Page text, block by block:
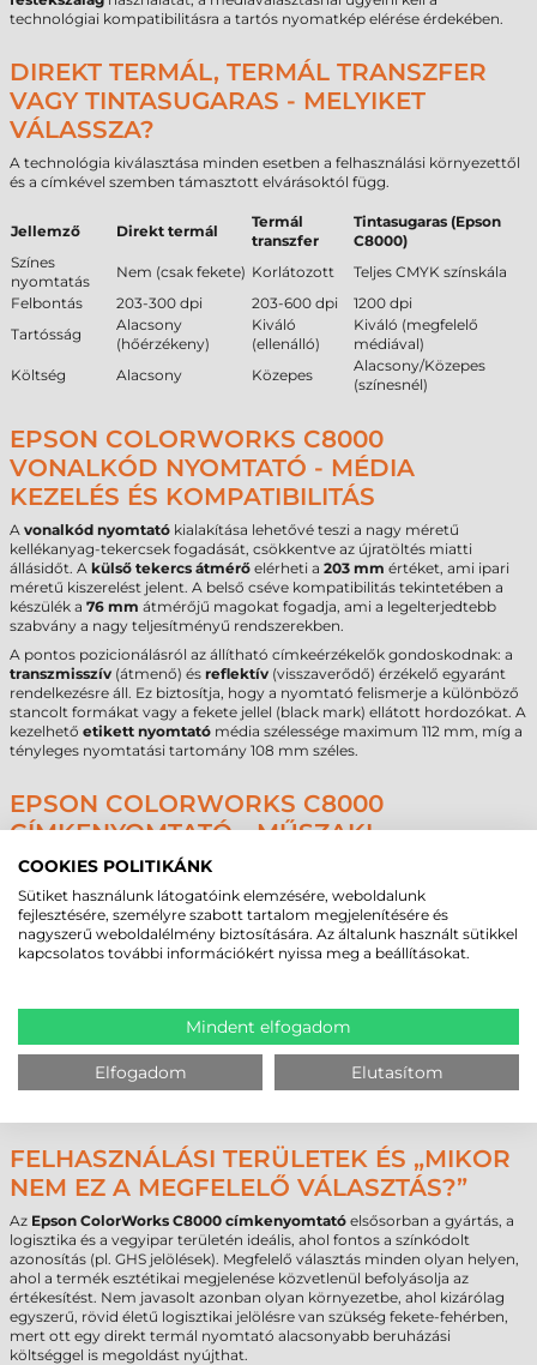
technológiai kompatibilitásra a tartós nyomatkép elérése érdekében.
DIREKT TERMÁL, TERMÁL TRANSZFER
VAGY TINTASUGARAS - MELYIKET
VÁLASSZA?
A technológia kiválasztása minden esetben a felhasználási környezettől
és a címkével szemben támasztott elvárásoktól függ.
Jellemző Direkt termál
Termál
transzfer
Tintasugaras (Epson
C8000)
Színes
nyomtatás
Nem (csak fekete) Korlátozott
Teljes CMYK színskála
Felbontás
203-300 dpi 203-600 dpi
1200 dpi
Tartósság
Alacsony
(hőérzékeny)
Kiváló
(ellenálló)
Kiváló (megfelelő
médiával)
Költség
Alacsony Közepes
Alacsony/Közepes
(színesnél)
EPSON COLORWORKS C8000
VONALKÓD NYOMTATÓ - MÉDIA
KEZELÉS ÉS KOMPATIBILITÁS
A vonalkód nyomtató kialakítása lehetővé teszi a nagy méretű
kellékanyag-tekercsek fogadását, csökkentve az újratöltés miatti
állásidőt. A külső tekercs átmérő elérheti a 203 mm értéket, ami ipari
méretű kiszerelést jelent. A belső cséve kompatibilitás tekintetében a
készülék a 76 mm átmérőjű magokat fogadja, ami a legelterjedtebb
szabvány a nagy teljesítményű rendszerekben.
A pontos pozicionálásról az állítható címkeérzékelők gondoskodnak: a
transzmisszív (átmenő) és reflektív (visszaverődő) érzékelő egyaránt
rendelkezésre áll. Ez biztosítja, hogy a nyomtató felismerje a különböző
stancolt formákat vagy a fekete jellel (black mark) ellátott hordozókat. A
kezelhető etikett nyomtató média szélessége maximum 112 mm, míg a
tényleges nyomtatási tartomány 108 mm széles.
EPSON COLORWORKS C8000
CÍMKENYOMTATÓ - MŰSZAKI
PARAMÉTEREK
Az alábbi táblázat tartalmazza a döntéshozatalhoz szükséges
legfontosabb technikai adatokat:
Márka
Epson
1200 dpi
203 mm
Ethernet
FELHASZNÁLÁSI TERÜLETEK ÉS „MIKOR
NEM EZ A MEGFELELŐ VÁLASZTÁS?”
Az Epson ColorWorks C8000 címkenyomtató elsősorban a gyártás, a
logisztika és a vegyipar területén ideális, ahol fontos a színkódolt
azonosítás (pl. GHS jelölések). Megfelelő választás minden olyan helyen,
ahol a termék esztétikai megjelenése közvetlenül befolyásolja az
értékesítést. Nem javasolt azonban olyan környezetbe, ahol kizárólag
egyszerű, rövid életű logisztikai jelölésre van szükség fekete-fehérben,
mert ott egy direkt termál nyomtató alacsonyabb beruházási
költséggel is megoldást nyújthat.
COOKIES POLITIKÁNK
Sütiket használunk látogatóink elemzésére, weboldalunk
fejlesztésére, személyre szabott tartalom megjelenítésére és
nagyszerű weboldalélmény biztosítására. Az általunk használt sütikkel
kapcsolatos további információkért nyissa meg a beállításokat.
Mindent elfogadom
Elfogadom Elutasítom